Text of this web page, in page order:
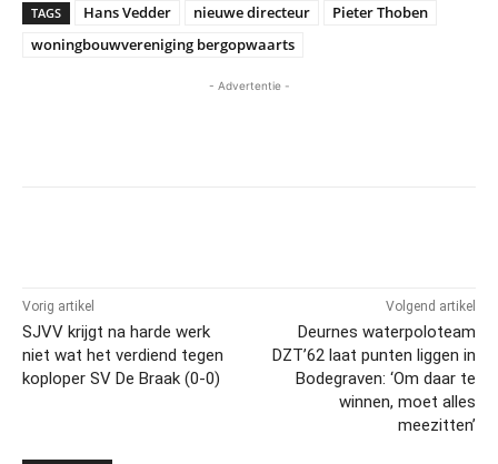
TAGS Hans Vedder nieuwe directeur
Pieter Thoben
woningbouwvereniging bergopwaarts
- Advertentie -
Vorig artikel
SJVV krijgt na harde werk
niet wat het verdiend tegen
koploper SV De Braak (0-0)
Volgend artikel
Deurnes waterpoloteam
DZT’62 laat punten liggen in
Bodegraven: ‘Om daar te
winnen, moet alles
meezitten’